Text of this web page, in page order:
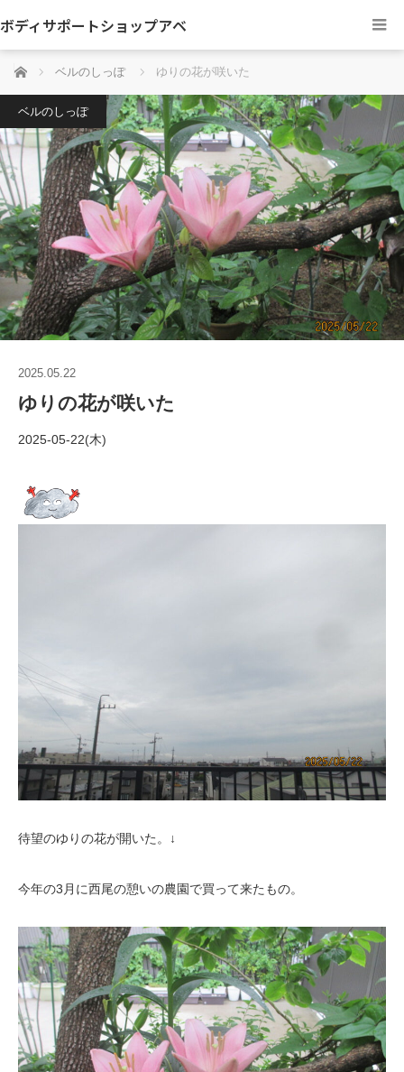
ボディサポートショップアベ
ホーム ベルのしっぽ ゆりの花が咲いた
ベルのしっぽ
2025.05.22
ゆりの花が咲いた
2025-05-22(木)
待望のゆりの花が開いた。↓
今年の3月に西尾の憩いの農園で買って来たもの。